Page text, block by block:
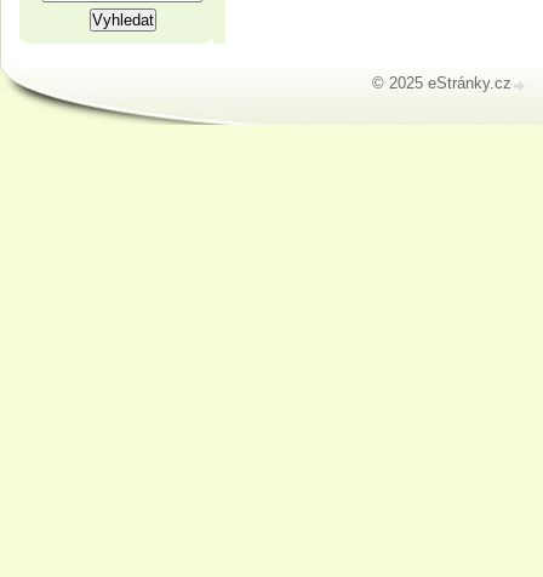
© 2025 eStránky.cz